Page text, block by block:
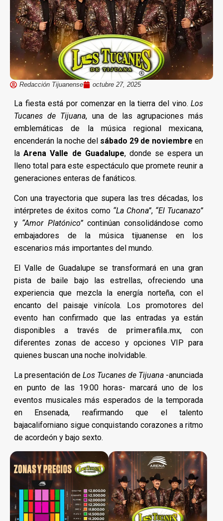
Redacción Tijuanense octubre 27, 2025
La fiesta está por comenzar en la tierra del vino.Los
Tucanes de Tijuana, una de las agrupaciones más
emblemáticas de la música regional mexicana,
encenderán la noche del sábado 29 de noviembre en
laArena Valle de Guadalupe, donde se espera un
lleno total para este espectáculo que promete reunir a
generaciones enteras de fanáticos.
Con una trayectoria que supera las tres décadas, los
intérpretes de éxitos como “La Chona”, “El Tucanazo”
y “Amor Platónico”continúan consolidándose como
embajadores de la música tijuanense en los
escenarios más importantes del mundo.
El Valle de Guadalupe se transformará en una gran
pista de baile bajo las estrellas, ofreciendo una
experiencia que mezcla la energía norteña, con el
encanto del paisaje vinícola. Los promotores del
evento han confirmado que las entradas ya están
disponibles a través de primerafila.mx, con
diferentes zonas de acceso y opciones VIP para
quienes buscan una noche inolvidable.
La presentación deLos Tucanes de Tijuana -anunciada
en punto de las 19:00 horas- marcará uno de los
eventos musicales más esperados de la temporada
en Ensenada, reafirmando que el talento
bajacaliforniano sigue conquistando corazones a ritmo
de acordeón y bajo sexto.